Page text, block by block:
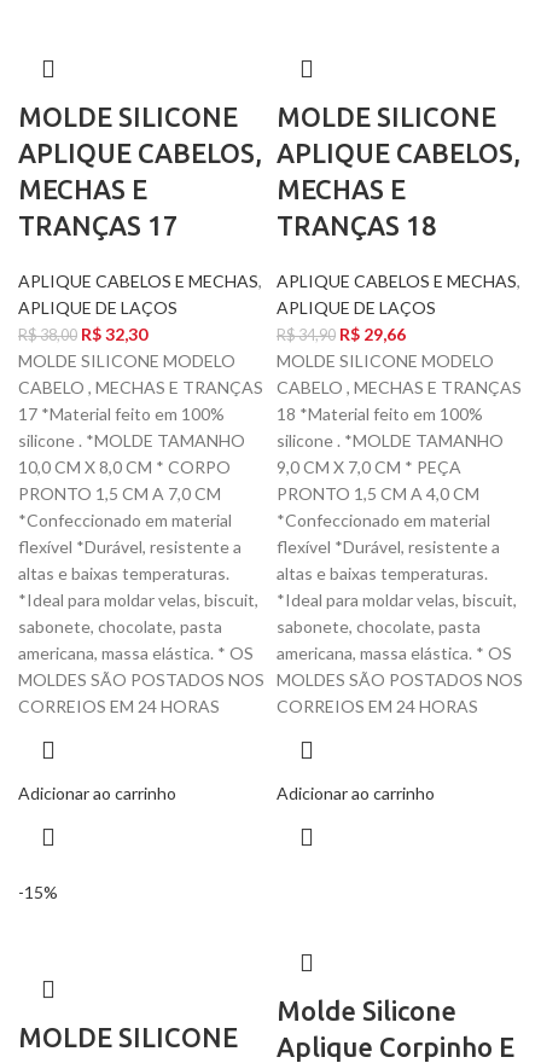
MOLDE SILICONE
APLIQUE CABELOS,
MECHAS E
TRANÇAS 17
APLIQUE CABELOS E MECHAS,
APLIQUE DE LAÇOS
R$38,00 R$32,30
MOLDE SILICONE MODELO
CABELO , MECHAS E TRANÇAS
17 *Material feito em 100%
silicone . *MOLDE TAMANHO
10,0 CM X 8,0 CM * CORPO
PRONTO 1,5 CM A 7,0 CM
*Confeccionado em material
flexível *Durável, resistente a
altas e baixas temperaturas.
*Ideal para moldar velas, biscuit,
sabonete, chocolate, pasta
americana, massa elástica. * OS
MOLDES SÃO POSTADOS NOS
CORREIOS EM 24 HORAS
Adicionar ao carrinho
MOLDE SILICONE
APLIQUE CABELOS,
MECHAS E
TRANÇAS 18
APLIQUE CABELOS E MECHAS,
APLIQUE DE LAÇOS
R$34,90 R$ 29,66
MOLDE SILICONE MODELO
CABELO , MECHAS E TRANÇAS
18 *Material feito em 100%
silicone . *MOLDE TAMANHO
9,0 CM X 7,0 CM * PEÇA
PRONTO 1,5 CM A 4,0 CM
*Confeccionado em material
flexível *Durável, resistente a
altas e baixas temperaturas.
*Ideal para moldar velas, biscuit,
sabonete, chocolate, pasta
americana, massa elástica. * OS
MOLDES SÃO POSTADOS NOS
CORREIOS EM 24 HORAS
Adicionar ao carrinho
-15%
MOLDE SILICONE
Molde Silicone
Aplique Corpinho E